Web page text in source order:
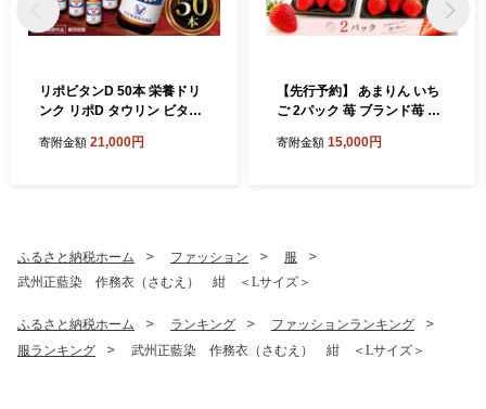
リポビタンD 50本 栄養ドリ
ンク リポD タウリン ビタミ
疲労 予防 栄養補給 羽生市観
寄附金額 21,000円
【先行予約】 あまりん いち
ご 2パック 苺 ブランド苺 イ
せいちご フレッシュ ストロ
げんき農場 埼玉県 羽生市
寄附金額 15,000円
ふるさと納税ホーム ファッション
服
武州正藍染 作務衣（さむえ） 紺 ＜Lサイズ＞
ふるさと納税ホーム ランキング
ファッションランキング
服ランキング
武州正藍染 作務衣（さむえ） 紺 ＜Lサイズ＞